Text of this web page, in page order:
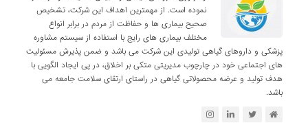
نموده است. از مهمترین اهداف این شرکت، تشخیص
صحیح بیماری ها و حفاظت از مردم در برابر انواع
مختلف بیماری های رایج با استفاده از سیستم مشاوره
پزشکی و داروهای گیاهی تولیدی این شرکت می باشد و ضمن پذیرش مسئولیت
های اجتماعی خود در چارچوب مدیریتی متکی بر اخلاق، در پی ایجاد الگویی با
هدف تولید و عرضه محصولاتی گیاهی در راستای ارتقای سلامت جامعه می
باشد.